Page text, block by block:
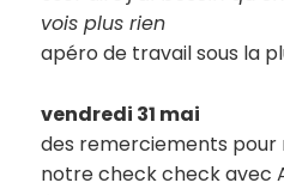
vois plus rien
apéro de travail sous la
vendredi 31 mai
des remerciements pour
notre check check avec